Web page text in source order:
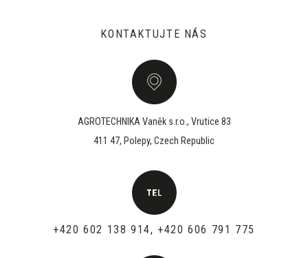
KONTAKTUJTE NÁS
AGROTECHNIKA Vaněk s.r.o., Vrutice 83
411 47, Polepy, Czech Republic
+420 602 138 914, +420 606 791 775